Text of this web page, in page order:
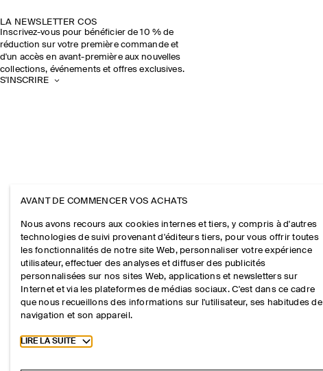
LA NEWSLETTER COS
Inscrivez-vous pour bénéficier de 10 % de
réduction sur votre première commande et
d'un accès en avant-première aux nouvelles
collections, événements et offres exclusives.
S'INSCRIRE
AVANT DE COMMENCER VOS ACHATS
Nous avons recours aux cookies internes et tiers, y compris à d'autres
technologies de suivi provenant d'éditeurs tiers, pour vous offrir toutes
les fonctionnalités de notre site Web, personnaliser votre expérience
utilisateur, effectuer des analyses et diffuser des publicités
personnalisées sur nos sites Web, applications et newsletters sur
Internet et via les plateformes de médias sociaux. C'est dans ce cadre
que nous recueillons des informations sur l'utilisateur, ses habitudes de
navigation et son appareil.
Toggle more cookie information
LIRE LA SUITE